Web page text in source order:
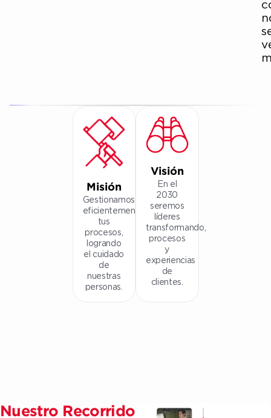
Misión
Gestionamos
eficientemente
tus
procesos,
logrando
el cuidado
de
nuestras
personas.
Visión
En el
2030
seremos
líderes
transformando,
procesos
y
experiencias
de
clientes.
Nuestro Recorrido